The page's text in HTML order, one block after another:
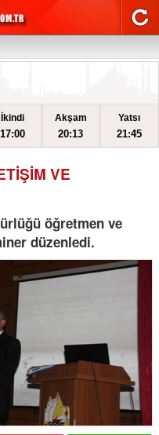
İkindi
17:00
Akşam
20:13
Yatsı
21:45
VE
öğretmen ve
düzenledi.